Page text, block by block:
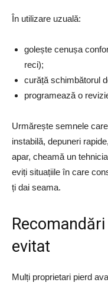
În utilizare uzuală:
golește cenușa
reci);
curăță schimbătorul
programează o
Urmărește semnele
instabilă, depuneri
apar, cheamă un
eviți situațiile în care
ți dai seama.
evitat
Mulți proprietari pierd